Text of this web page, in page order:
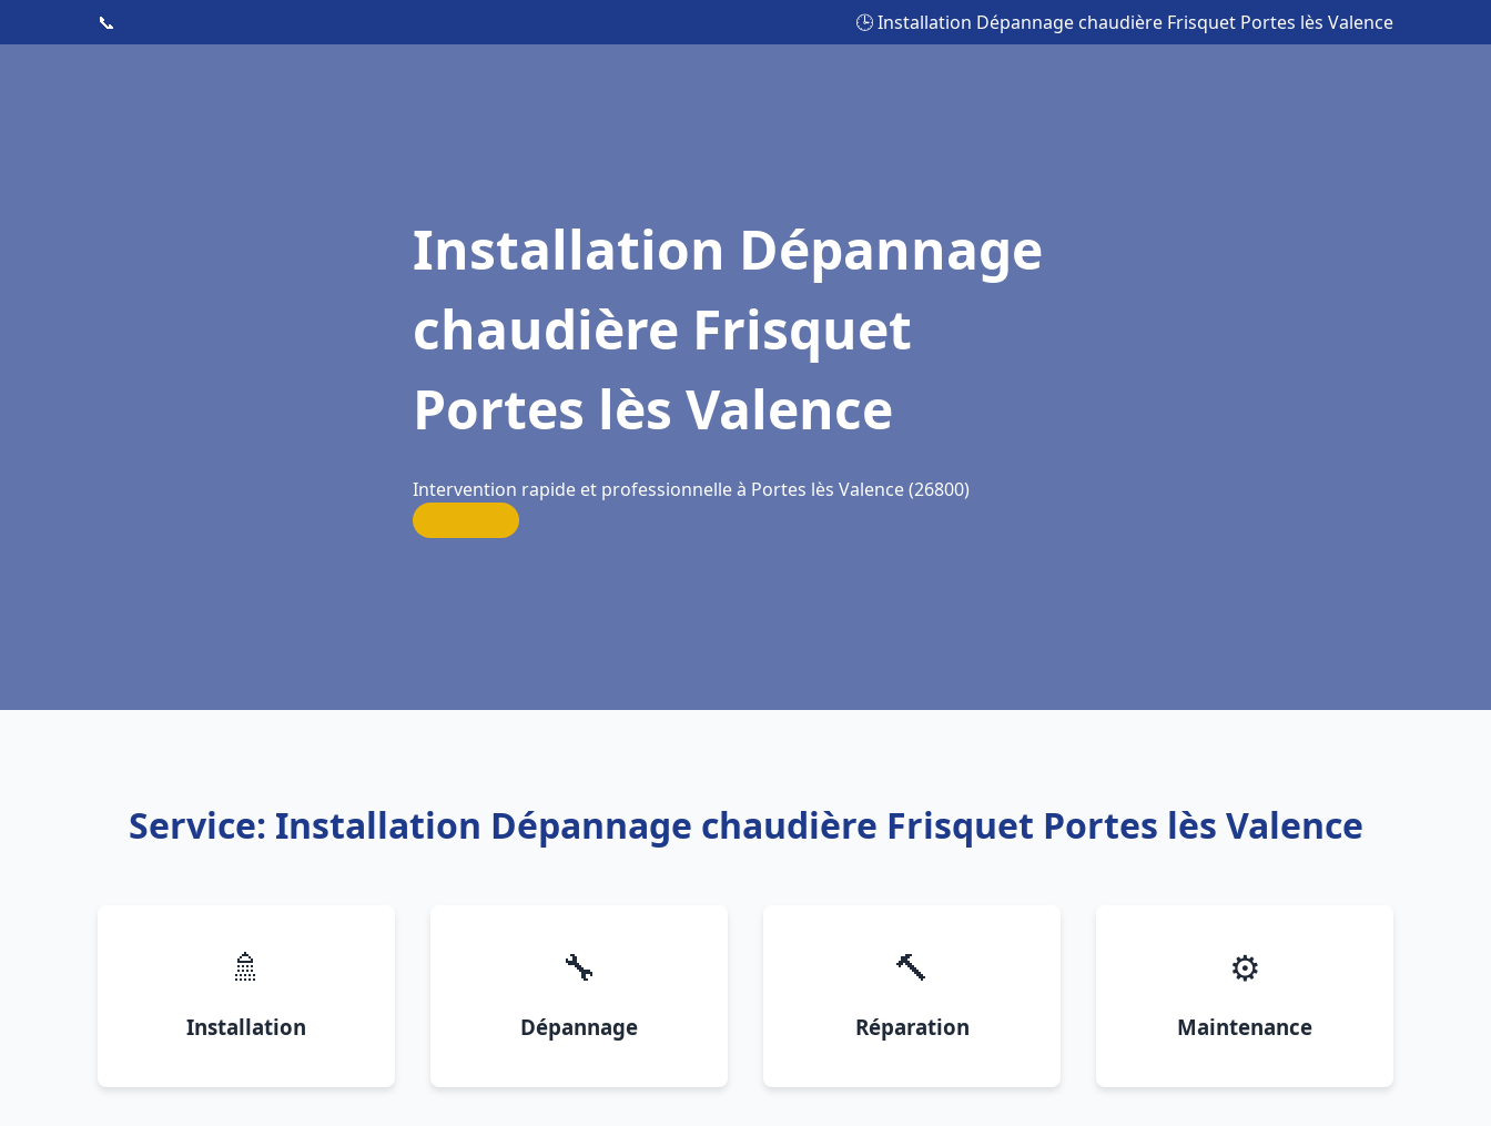
📞 🕒 Installation Dépannage chaudière Frisquet Portes lès Valence
Installation Dépannage
chaudière Frisquet
Portes lès Valence
Intervention rapide et professionnelle à Portes lès Valence (26800)
Service: Installation Dépannage chaudière Frisquet Portes lès Valence
🚿
Installation
🔧
Dépannage
🔨
Réparation
⚙️
Maintenance